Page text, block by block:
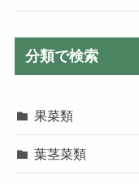
分類で検索
果菜類
葉茎菜類